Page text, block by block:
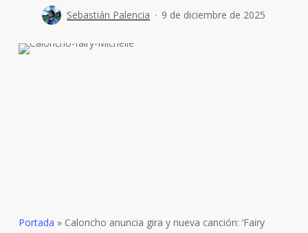
Sebastián Palencia 9 de diciembre de 2025
Portada » Caloncho anuncia gira y nueva canción: ‘Fairy